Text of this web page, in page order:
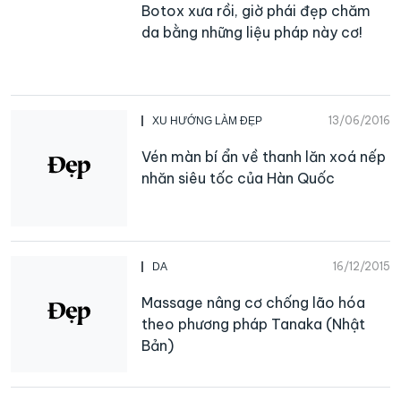
Botox xưa rồi, giờ phái đẹp chăm
da bằng những liệu pháp này cơ!
XU HƯỚNG LÀM ĐẸP 13/06/2016
‪Vén màn bí ẩn về thanh lăn xoá nếp
nhăn siêu tốc của Hàn Quốc
DA 16/12/2015
Massage nâng cơ chống lão hóa
theo phương pháp Tanaka (Nhật
Bản)